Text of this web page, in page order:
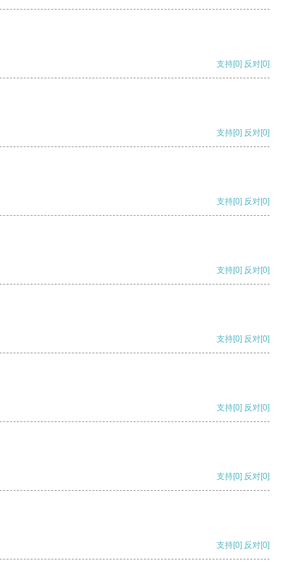
支持[0] 反对[0]
支持[0] 反对[0]
支持[0] 反对[0]
支持[0] 反对[0]
支持[0] 反对[0]
支持[0] 反对[0]
支持[0] 反对[0]
支持[0] 反对[0]